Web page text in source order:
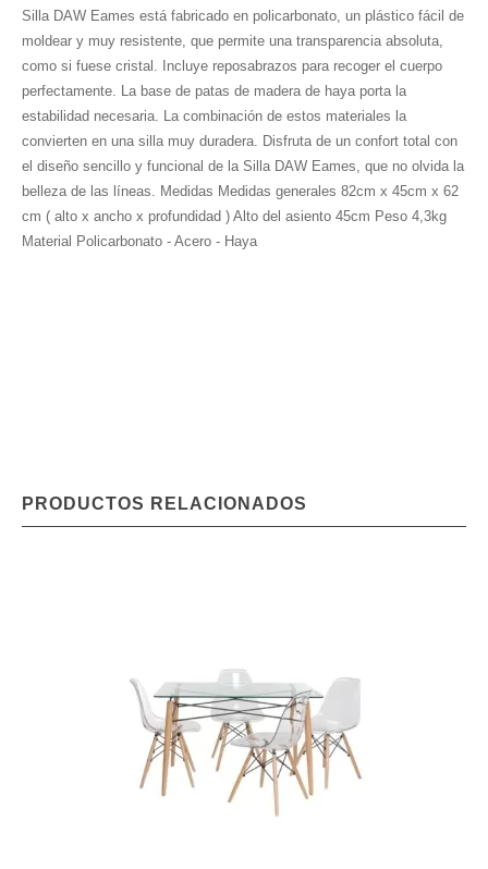
Silla DAW Eames está fabricado en policarbonato, un plástico fácil de
moldear y muy resistente, que permite una transparencia absoluta,
como si fuese cristal. Incluye reposabrazos para recoger el cuerpo
perfectamente. La base de patas de madera de haya porta la
estabilidad necesaria. La combinación de estos materiales la
convierten en una silla muy duradera. Disfruta de un confort total con
el diseño sencillo y funcional de la Silla DAW Eames, que no olvida la
belleza de las líneas. Medidas Medidas generales 82cm x 45cm x 62
cm ( alto x ancho x profundidad ) Alto del asiento 45cm Peso 4,3kg
Material Policarbonato - Acero - Haya
PRODUCTOS RELACIONADOS